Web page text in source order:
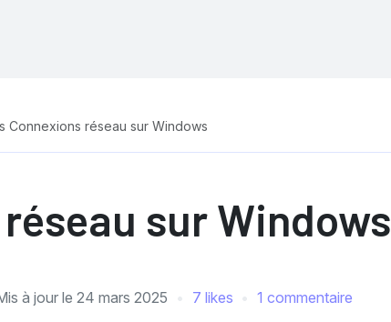
Connexions réseau sur Windows
sur Windows
à jour le 24 mars 2025 7 likes 1 commentaire